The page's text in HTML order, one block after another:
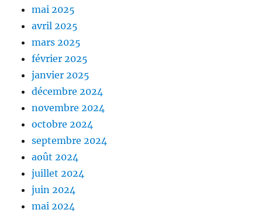
mai 2025
avril 2025
mars 2025
février 2025
janvier 2025
décembre 2024
novembre 2024
octobre 2024
septembre 2024
août 2024
juillet 2024
juin 2024
mai 2024